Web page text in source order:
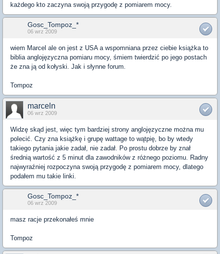
każdego kto zaczyna swoją przygodę z pomiarem mocy.
Gosc_Tompoz_*
06 wrz 2009
wiem Marcel ale on jest z USA a wspomniana przez ciebie książka to
biblia anglojęzyczna pomiaru mocy, śmiem twierdzić po jego postach
że zna ją od kołyski. Jak i słynne forum.
Tompoz
marceln
06 wrz 2009
Widzę skąd jest, więc tym bardziej strony anglojęzyczne można mu
polecić. Czy zna książkę i grupę wattage to wątpię, bo by wtedy
takiego pytania jakie zadał, nie zadał. Po prostu dobrze by znał
średnią wartość z 5 minut dla zawodników z różnego poziomu. Radny
najwyraźniej rozpoczyna swoją przygodę z pomiarem mocy, dlatego
podałem mu takie linki.
Gosc_Tompoz_*
06 wrz 2009
masz racje przekonałeś mnie
Tompoz